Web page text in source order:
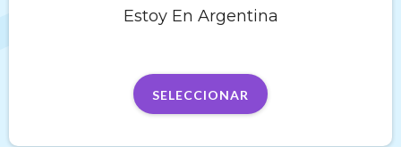
Estoy En Argentina
SELECCIONAR